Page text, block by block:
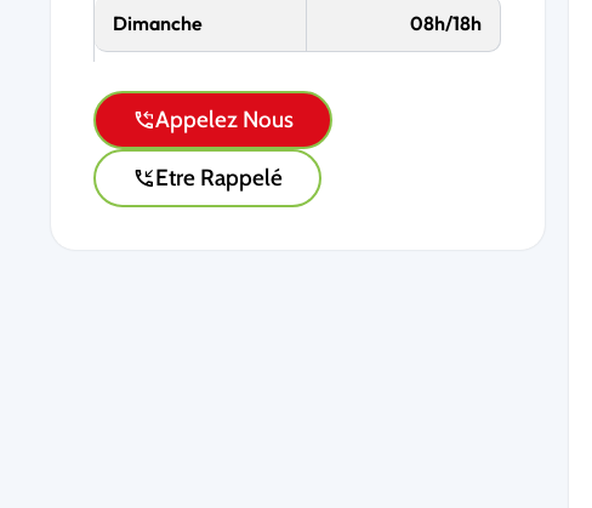
Dimanche 08h/18h
Appelez Nous
Etre Rappelé